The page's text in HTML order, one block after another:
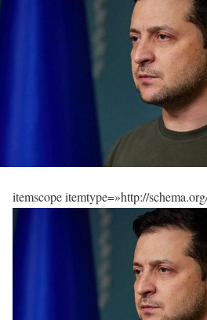
itemscope itemtype=»http://